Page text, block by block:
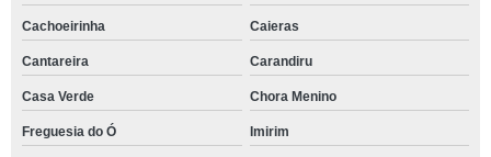
Cachoeirinha Caieras
Cantareira Carandiru
Casa Verde Chora Menino
Freguesia do Ó Imirim